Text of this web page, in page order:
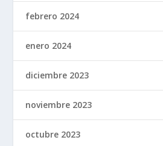
febrero 2024
enero 2024
diciembre 2023
noviembre 2023
octubre 2023